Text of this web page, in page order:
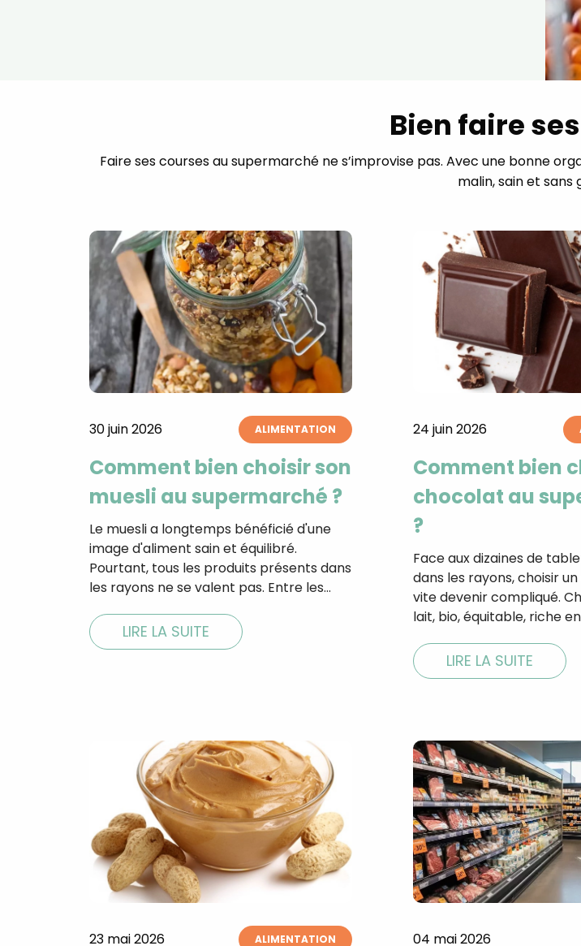
Bien faire
Faire ses courses au supermarché ne s’improvise pas. Avec une bonne
malin, sain et sans
30 juin 2026 ALIMENTATION
Comment bien choisir son
muesli au supermarché ?
Le muesli a longtemps bénéficié d'une
image d'aliment sain et équilibré.
Pourtant, tous les produits présents dans
les rayons ne se valent pas. Entre les…
LIRE LA SUITE
24 juin 2026
Comment bien
chocolat au
?
Face aux dizaines de
dans les rayons, choisir
vite devenir compliqué.
lait, bio, équitable, riche
LIRE LA SUITE
23 mai 2026 ALIMENTATION 04 mai 2026
!
Ainsi